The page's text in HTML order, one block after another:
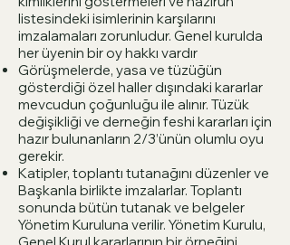
listesindeki isimlerinin karşılarını
imzalamaları zorunludur. Genel kurulda
her üyenin bir oy hakkı vardır
Görüşmelerde, yasa ve tüzüğün
gösterdiği özel haller dışındaki kararlar
mevcudun çoğunluğu ile alınır. Tüzük
değişikliği ve derneğin feshi kararları için
hazır bulunanların 2/3’ünün olumlu oyu
gerekir.
Katipler, toplantı tutanağını düzenler ve
Başkanla birlikte imzalarlar. Toplantı
sonunda bütün tutanak ve belgeler
Yönetim Kuruluna verilir. Yönetim Kurulu,